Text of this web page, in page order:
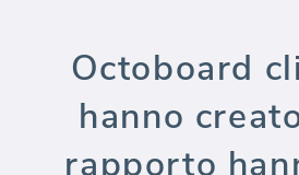
Octoboard
hanno
rapporto